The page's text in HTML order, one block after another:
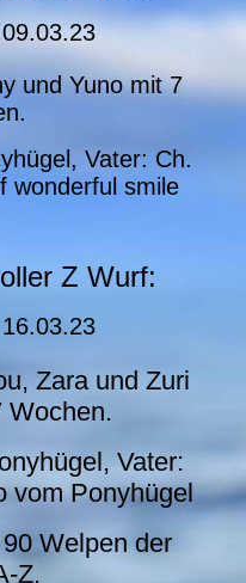
09.03.23
und Yuno mit 7
Vater: Ch.
wonderful smile
Z Wurf:
16.03.23
Zara und Zuri
Wochen.
Vater:
vom Ponyhügel
Welpen der
Z.